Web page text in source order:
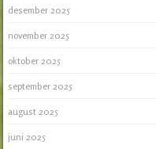
desember 2025
november 2025
oktober 2025
september 2025
august 2025
juni 2025